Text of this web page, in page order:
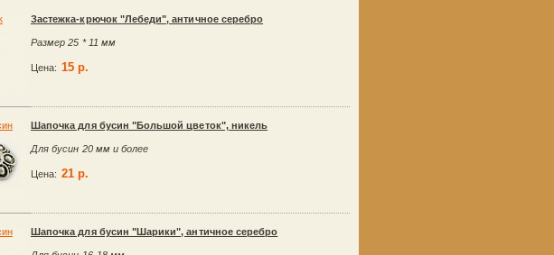
Застежка-крючок "Лебеди", античное серебро
Размер 25 * 11 мм
Цена: 15 р.
Шапочка для бусин "Большой цветок", никель
Для бусин 20 мм и более
Цена: 21 р.
Шапочка для бусин "Шарики", античное серебро